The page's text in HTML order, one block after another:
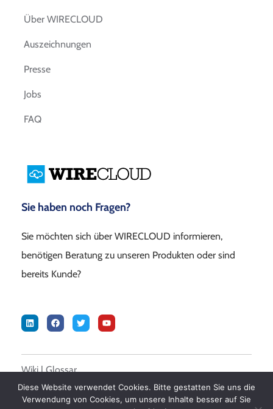
Über WIRECLOUD
Auszeichnungen
Presse
Jobs
FAQ
Sie haben noch Fragen?
Sie möchten sich über WIRECLOUD informieren,
benötigen Beratung zu unseren Produkten oder sind
bereits Kunde?
Wiki|Glossar
© 2026 DALASON GmbH –Impressum|
Diese Website verwendet Cookies. Bitte gestatten Sie uns die
Verwendung von Cookies, um unsere Inhalte besser auf Sie